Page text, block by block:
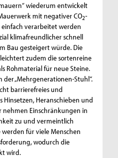
wiederum entwickelt
mit negativer CO2-
einfach verarbeitet werden
klimafreundlicher schnell
Bau gesteigert würde. Die
zudem die sortenreine
Rohmaterial für neue Steine.
der „Mehrgenerationen-Stuhl“.
barrierefreies und
Heranschieben und
nehmen Einschränkungen in
zu und vermeintlich
für viele Menschen
wodurch die
wird.